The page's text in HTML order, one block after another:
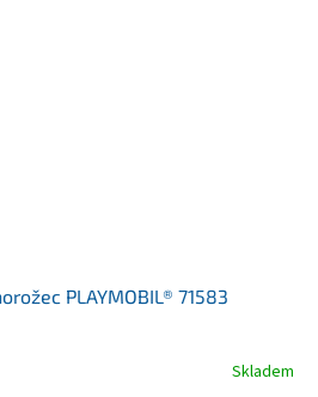
PLAYMOBIL® 71583
Skladem